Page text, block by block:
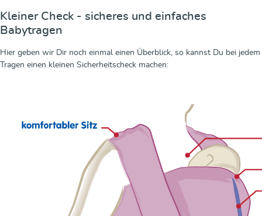
Kleiner Check - sicheres und einfaches
Babytragen
Hier geben wir Dir noch einmal einen Überblick, so kannst Du bei jedem
Tragen einen kleinen Sicherheitscheck machen: